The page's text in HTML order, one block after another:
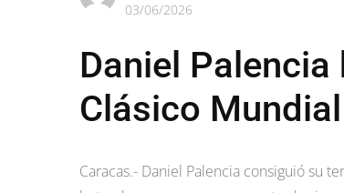
03/06/2026
Daniel
Clásico
Caracas.- Daniel Palencia consiguió su